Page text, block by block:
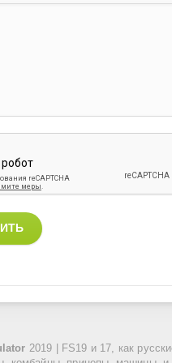
2019 | FS19 и 17, как